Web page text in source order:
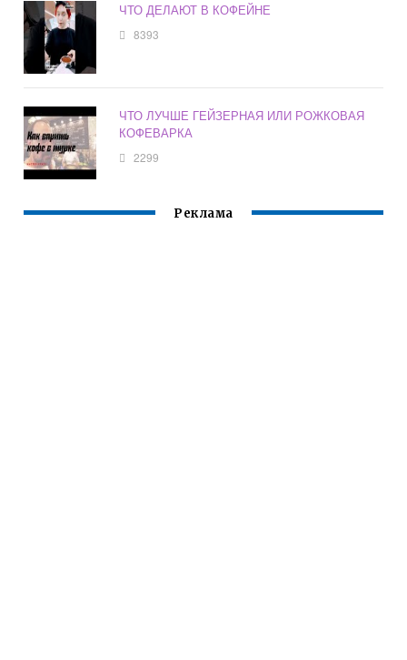
ЧТО ДЕЛАЮТ В КОФЕЙНЕ
8393
ЧТО ЛУЧШЕ ГЕЙЗЕРНАЯ ИЛИ РОЖКОВАЯ
КОФЕВАРКА
2299
Реклама